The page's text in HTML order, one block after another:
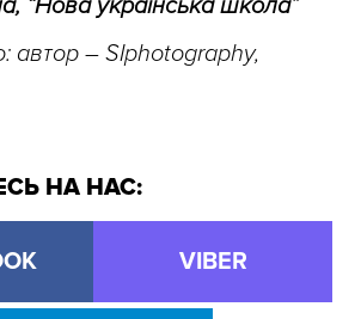
“Нова українська школа”
автор – SIphotography,
НА НАС:
VIBER